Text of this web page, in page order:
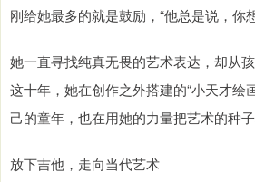
刚给她最多的就是鼓励，“他总是说，你
她一直寻找纯真无畏的艺术表达，却从
这十年，她在创作之外搭建的“小天才绘
己的童年，也在用她的力量把艺术的种子
放下吉他，走向当代艺术